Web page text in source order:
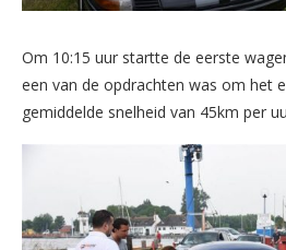
Om 10:15 uur startte de eerste
een van de opdrachten was om het
gemiddelde snelheid van 45km per